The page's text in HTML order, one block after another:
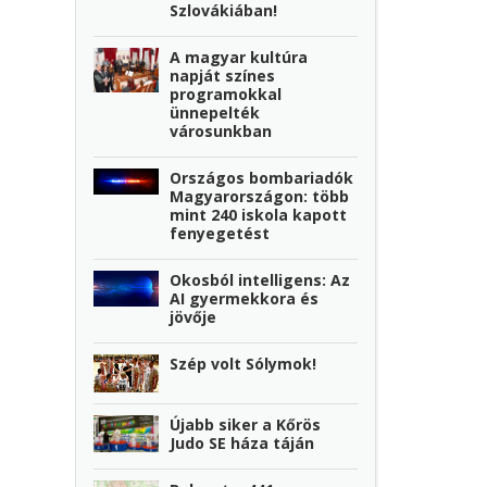
Szlovákiában!
A magyar kultúra
napját színes
programokkal
ünnepelték
városunkban
Országos bombariadók
Magyarországon: több
mint 240 iskola kapott
fenyegetést
Okosból intelligens: Az
AI gyermekkora és
jövője
Szép volt Sólymok!
Újabb siker a Kőrös
Judo SE háza táján